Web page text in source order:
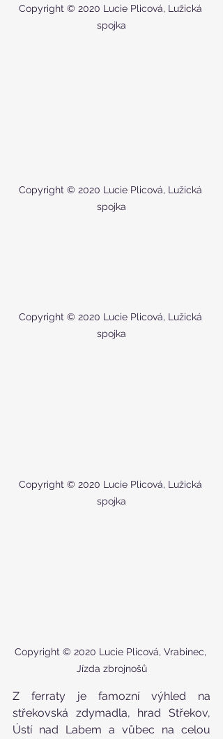
Copyright © 2020 Lucie Plicová, Lužická
spojka
Copyright © 2020 Lucie Plicová, Lužická
spojka
Copyright © 2020 Lucie Plicová, Lužická
spojka
Copyright © 2020 Lucie Plicová, Lužická
spojka
Copyright © 2020 Lucie Plicová, Vrabinec,
Jízda zbrojnošů
Z ferraty je famozní výhled na
střekovská zdymadla, hrad Střekov,
Ústí nad Labem a vůbec na celou